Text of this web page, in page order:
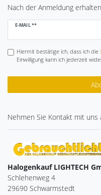
Nach der Anmeldung
E-MAIL **
Newsletter
Hiermit bestätige ich, dass ich die
Einwilligung kann ich jederzeit
Nehmen Sie Kontakt mit uns
Halogenkauf LIGHTECH
Schlehenweg 4
29690 Schwarmstedt